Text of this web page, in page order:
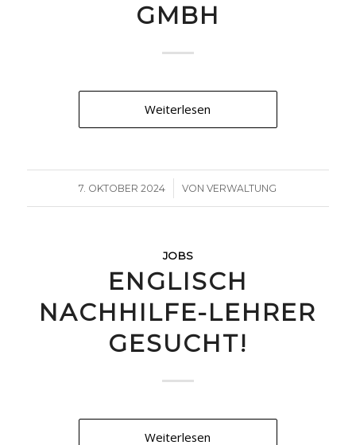
GMBH
Weiterlesen
7. OKTOBER 2024
/ VONVERWALTUNG
JOBS
ENGLISCH
NACHHILFE-LEHRER
GESUCHT!
Weiterlesen